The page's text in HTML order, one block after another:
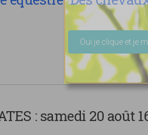
:samedi 20 août
Veuillez laisser ce